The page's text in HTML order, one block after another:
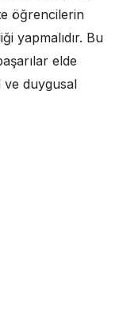
öğrencilerin
yapmalıdır. Bu
elde
ve duygusal